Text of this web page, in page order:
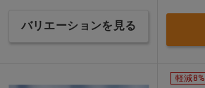
バリエーションを見る
軽減8%